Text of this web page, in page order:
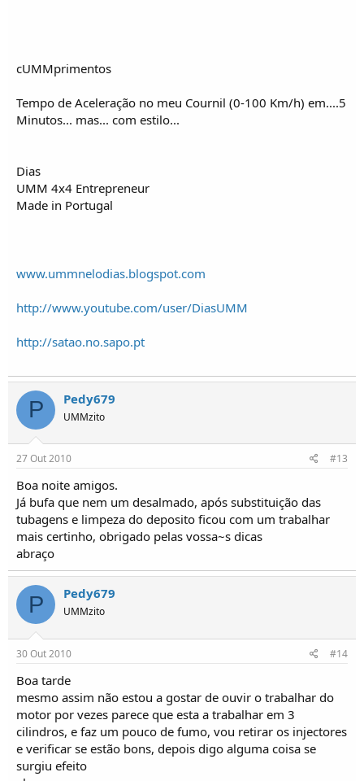
cUMMprimentos
Tempo de Aceleração no meu Cournil (0-100 Km/h) em....5
Minutos... mas... com estilo...
Dias
UMM 4x4 Entrepreneur
Made in Portugal
www.ummnelodias.blogspot.com
http://www.youtube.com/user/DiasUMM
http://satao.no.sapo.pt
P Pedy679
UMMzito
27 Out 2010 #13
Boa noite amigos.
Já bufa que nem um desalmado, após substituição das
tubagens e limpeza do deposito ficou com um trabalhar
mais certinho, obrigado pelas vossa~s dicas
abraço
P Pedy679
UMMzito
30 Out 2010 #14
Boa tarde
mesmo assim não estou a gostar de ouvir o trabalhar do
motor por vezes parece que esta a trabalhar em 3
cilindros, e faz um pouco de fumo, vou retirar os injectores
e verificar se estão bons, depois digo alguma coisa se
surgiu efeito